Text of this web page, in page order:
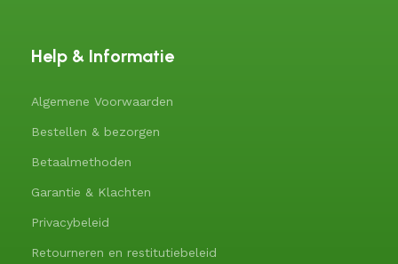
Help & Informatie
Algemene Voorwaarden
Bestellen & bezorgen
Betaalmethoden
Garantie & Klachten
Privacybeleid
Retourneren en restitutiebeleid